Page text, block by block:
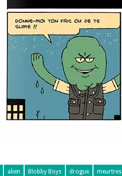
alien Blobby Boys drogue meurtres